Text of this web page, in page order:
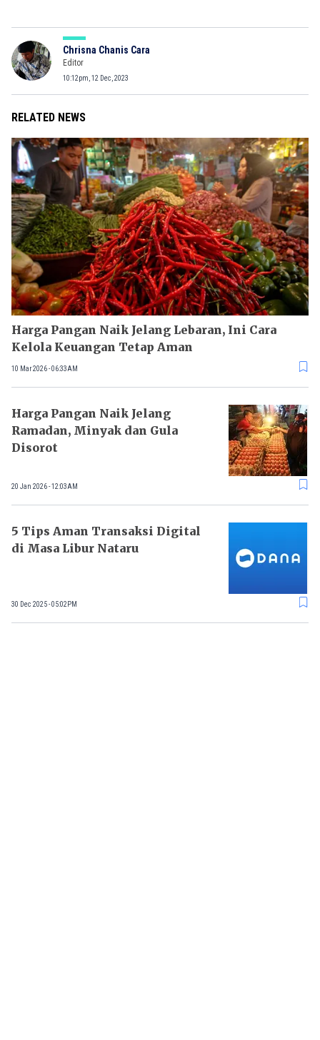
Chrisna Chanis Cara
Editor
10:12pm, 12 Dec, 2023
RELATED NEWS
Harga Pangan Naik Jelang Lebaran, Ini Cara
Kelola Keuangan Tetap Aman
10 Mar 2026 - 06:33AM
Harga Pangan Naik Jelang
Ramadan, Minyak dan Gula
Disorot
20 Jan 2026 - 12:03AM
5 Tips Aman Transaksi Digital
di Masa Libur Nataru
30 Dec 2025 - 05:02PM